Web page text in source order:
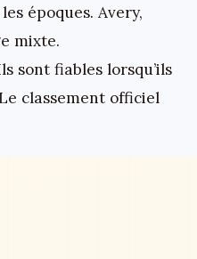
époques. Avery,
mixte.
sont fiables lorsqu’ils
classement officiel